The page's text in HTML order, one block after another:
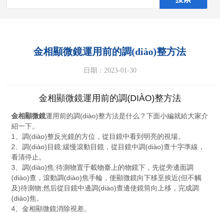
金相顯微鏡運用前的調(diào)整方法
日期：2023-01-30
金相顯微鏡運用前的調(DIÀO)整方法
金相顯微鏡運用前的調(diào)整方法是什么？下面小編就給大家介
紹一下。
1、調(diào)整反光鏡的方位，從目鏡中看到明亮的視場。
2、調(diào)目鏡:緩慢滾動目鏡，從目鏡中調(diào)查十字準線，
看清停止。
3、調(diào)焦:待測物置于載物臺上的物鏡下，先從旁邊面調
(diào)查，滾動調(diào)焦手輪，使顯微鏡向下移至挨近(但不觸
及)待測物;然后從目鏡中邊調(diào)查邊使鏡筒向上移，完成調
(diào)焦。
4、金相顯微鏡消除視差。